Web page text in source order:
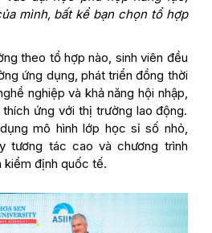
mình, bất kể bạn chọn tổ hợp
theo tổ hợp nào, sinh viên đều
ứng dụng, phát triển đồng thời
nghiệp và khả năng hội nhập,
ứng với thị trường lao động.
mô hình lớp học sỉ số nhỏ,
tương tác cao và chương trình
kiểm định quốc tế.